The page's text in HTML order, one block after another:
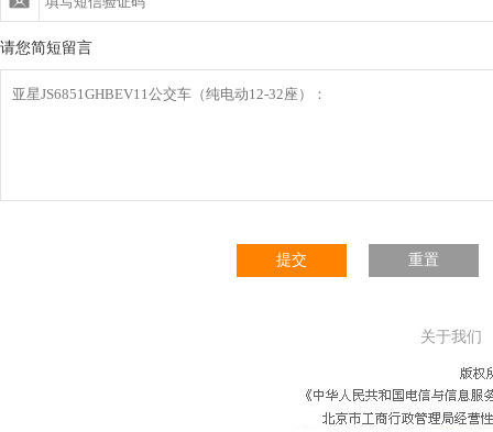
请您简短留言
提交 重置
关于我们